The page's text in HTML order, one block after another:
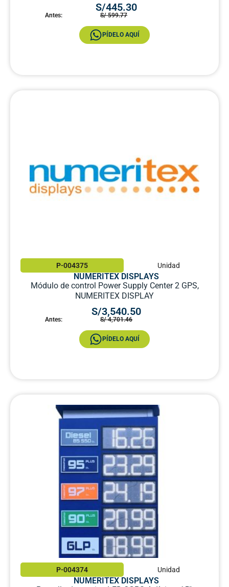
S/445.30
Antes: S/ 599.77
PÍDELO AQUÍ
P-004375 Unidad
NUMERITEX DISPLAYS
Módulo de control Power Supply Center 2 GPS,
NUMERITEX DISPLAY
S/3,540.50
Antes: S/ 4,701.46
PÍDELO AQUÍ
P-004374 Unidad
NUMERITEX DISPLAYS